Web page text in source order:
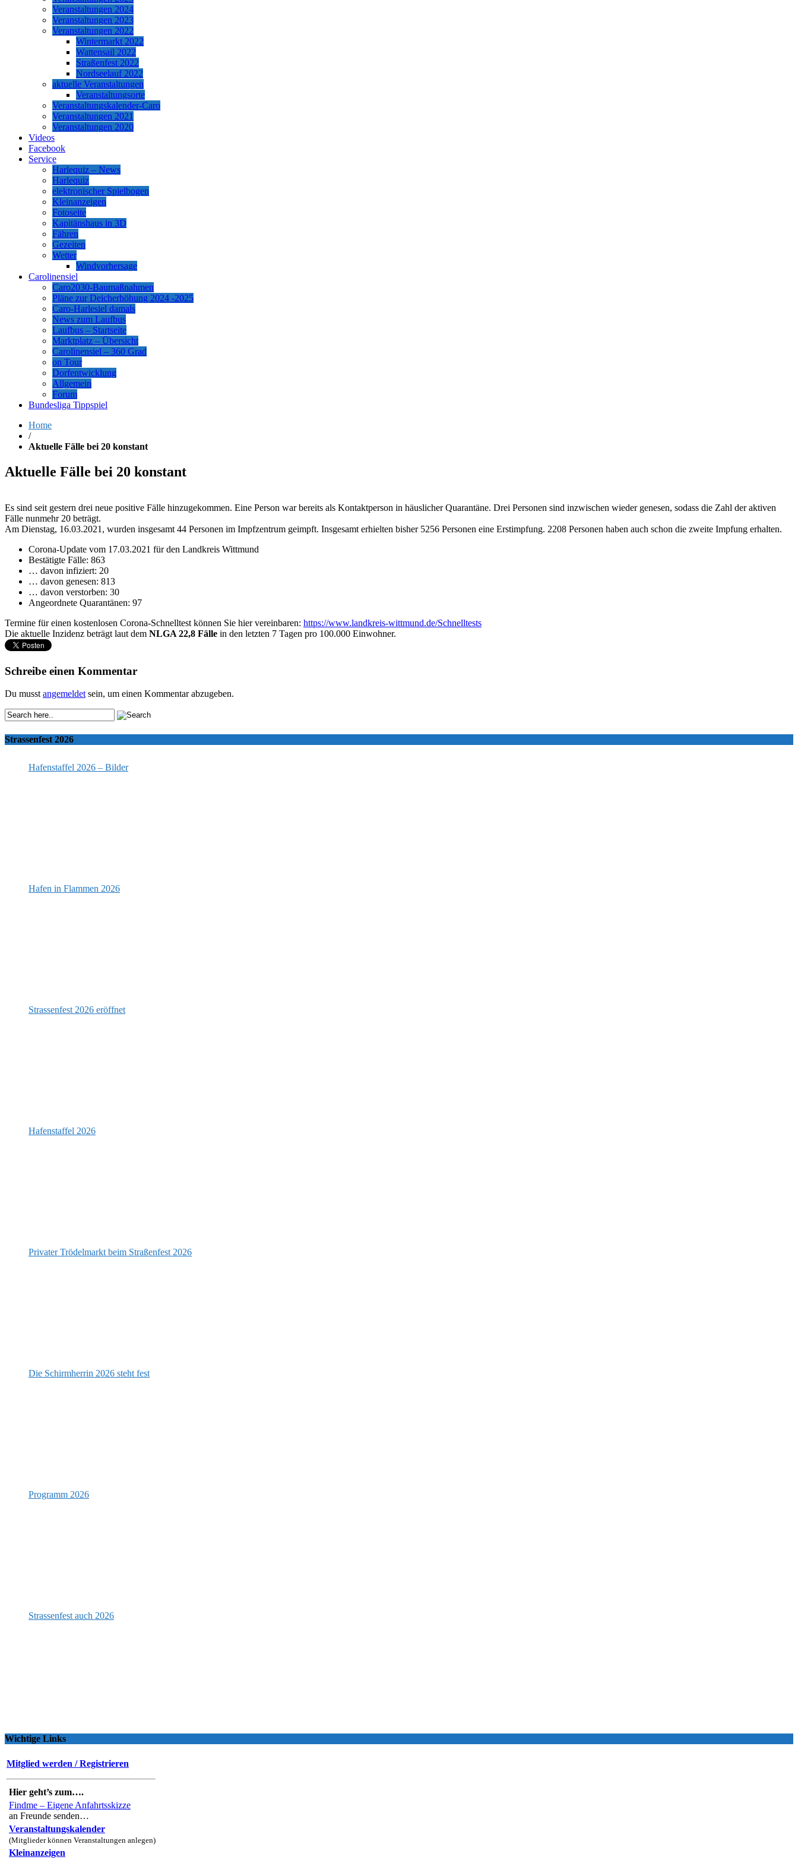
Veranstaltungen 2024
Veranstaltungen 2023
Veranstaltungen 2022
Wintermarkt 2022
Wattensail 2022
Straßenfest 2022
Nordseelauf 2022
aktuelle Veranstaltungen
Veranstaltungsorte
Veranstaltungskalender-Caro
Veranstaltungen 2021
Veranstaltungen 2020
Videos
Facebook
Service
Harlequiz – News
Harlequiz
elektronischer Spielbogen
Kleinanzeigen
Fotoseite
Kapitänshaus in 3D
Fähren
Gezeiten
Wetter
Windvorhersage
Carolinensiel
Caro2030-Baumaßnahmen
Pläne zur Deicherhöhung 2024 -2025
Caro-Harlesiel damals
News zum Laufbus
Laufbus – Startseite
Marktplatz – Übersicht
Carolinensiel – 360 Grad
on Tour
Dorfentwicklung
Allgemein
Forum
Bundesliga Tippspiel
Home
/
Aktuelle Fälle bei 20 konstant
Aktuelle Fälle bei 20 konstant
Es sind seit gestern drei neue positive Fälle hinzugekommen. Eine Person war bereits als Kontaktperson in häuslicher Quarantäne. Drei Personen sind inzwischen wieder genesen, sodass die Zahl der aktiven
Fälle nunmehr 20 beträgt.
Am Dienstag, 16.03.2021, wurden insgesamt 44 Personen im Impfzentrum geimpft. Insgesamt erhielten bisher 5256 Personen eine Erstimpfung. 2208 Personen haben auch schon die zweite Impfung erhalten.
Corona-Update vom 17.03.2021 für den Landkreis Wittmund
Bestätigte Fälle: 863
… davon infiziert: 20
… davon genesen: 813
… davon verstorben: 30
Angeordnete Quarantänen: 97
Termine für einen kostenlosen Corona-Schnelltest können Sie hier vereinbaren: https://www.landkreis-wittmund.de/Schnelltests
Die aktuelle Inzidenz beträgt laut dem NLGA 22,8 Fälle in den letzten 7 Tagen pro 100.000 Einwohner.
Schreibe einen Kommentar
Du musst angemeldet sein, um einen Kommentar abzugeben.
Strassenfest 2026
Hafenstaffel 2026 – Bilder
Hafen in Flammen 2026
Strassenfest 2026 eröffnet
Hafenstaffel 2026
Privater Trödelmarkt beim Straßenfest 2026
Die Schirmherrin 2026 steht fest
Programm 2026
Strassenfest auch 2026
Wichtige Links
Mitglied werden / Registrieren
Hier geht’s zum….
Findme – Eigene Anfahrtsskizze
an Freunde senden…
Veranstaltungskalender
(Mitglieder können Veranstaltungen anlegen)
Kleinanzeigen